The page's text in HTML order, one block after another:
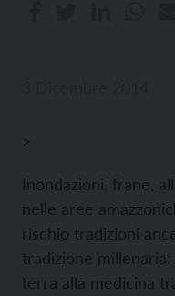
>
Inondazioni, frane,
nelle aree
rischio tradizioni
tradizione
terra alla medicina